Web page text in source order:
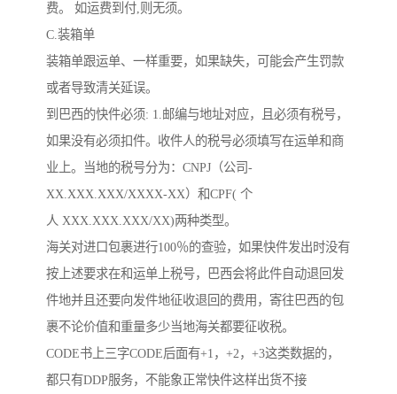
费。 如运费到付,则无须。
C.装箱单
装箱单跟运单、一样重要，如果缺失，可能会产生罚款
或者导致清关延误。
到巴西的快件必须: 1.邮编与地址对应，且必须有税号，
如果没有必须扣件。收件人的税号必须填写在运单和商
业上。当地的税号分为：CNPJ（公司-
XX.XXX.XXX/XXXX-XX）和CPF( 个
人 XXX.XXX.XXX/XX)两种类型。
海关对进口包裹进行100％的查验，如果快件发出时没有
按上述要求在和运单上税号，巴西会将此件自动退回发
件地并且还要向发件地征收退回的费用，寄往巴西的包
裹不论价值和重量多少当地海关都要征收税。
CODE书上三字CODE后面有+1，+2，+3这类数据的，
都只有DDP服务，不能象正常快件这样出货不接